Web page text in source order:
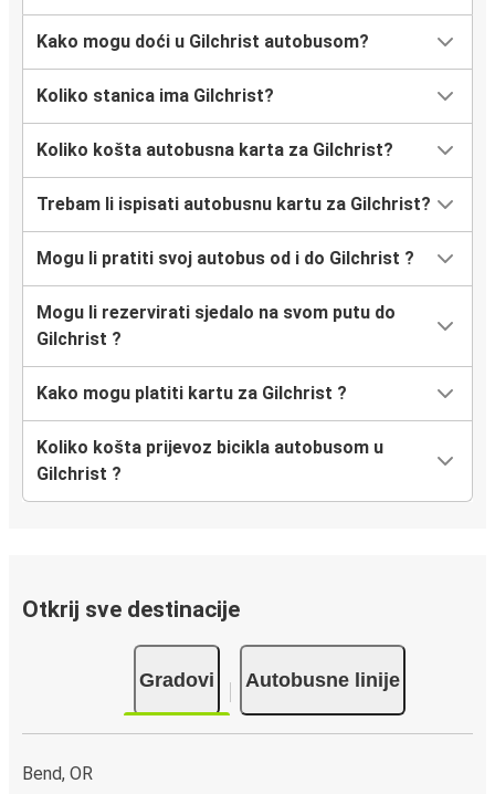
Kako mogu doći u Gilchrist autobusom?
Koliko stanica ima Gilchrist?
Koliko košta autobusna karta za Gilchrist?
Trebam li ispisati autobusnu kartu za Gilchrist?
Mogu li pratiti svoj autobus od i do Gilchrist ?
Mogu li rezervirati sjedalo na svom putu do
Gilchrist ?
Kako mogu platiti kartu za Gilchrist ?
Koliko košta prijevoz bicikla autobusom u
Gilchrist ?
Otkrij sve destinacije
Gradovi Autobusne linije
Bend, OR